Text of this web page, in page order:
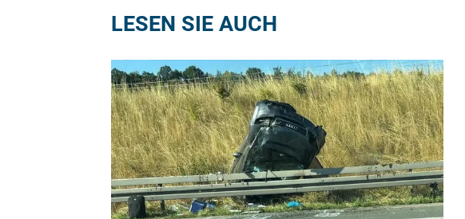
LESEN SIE AUCH